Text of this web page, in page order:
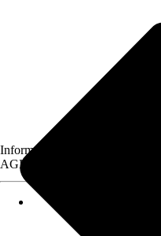
Informationen des Verkäufers,
AGB, finden Sie bei Klick auf